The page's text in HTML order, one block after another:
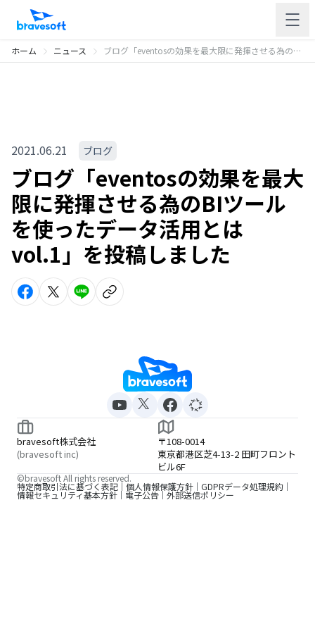
ホーム ニュース ブログ「eventosの効果を最大限に発揮させる為のBIツールを使ったデータ活用とは vol.1」を投稿しました
2021.06.21 ブログ
ブログ「eventosの効果を最大
限に発揮させる為のBIツール
を使ったデータ活用とは
vol.1」を投稿しました
bravesoft株式会社
(bravesoft inc)
〒108-0014
東京都港区芝4-13-2 田町フロント
ビル6F
特定商取引法に基づく表記 個人情報保護方針 GDPRデータ処理規約
情報セキュリティ基本方針 電子公告 外部送信ポリシー
©bravesoft All rights reserved.